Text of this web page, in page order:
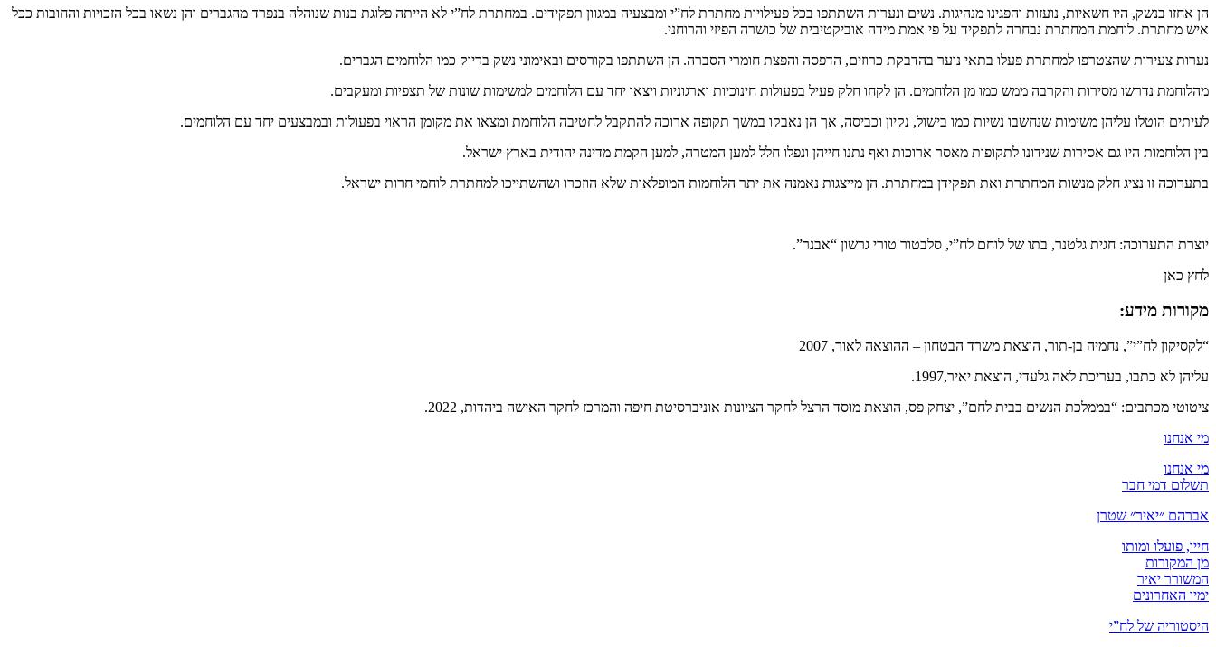
הן אחזו בנשק, היו חשאיות, נועזות והפגינו מנהיגות. נשים ונערות השתתפו בכל פעילויות מחתרת לח”י ומבצעיה במגוון תפקידים. במחתרת לח”י לא הייתה פלוגת בנות שנוהלה בנפרד מהגברים והן נשאו בכל הזכויות והחובות ככל
איש מחתרת. לוחמת המחתרת נבחרה לתפקיד על פי אמת מידה אוביקטיבית של כושרה הפיזי והרוחני.
נערות צעירות שהצטרפו למחתרת פעלו בתאי נוער בהדבקת כרוזים, הדפסה והפצת חומרי הסברה. הן השתתפו בקורסים ובאימוני נשק בדיוק כמו הלוחמים הגברים.
מהלוחמת נדרשו מסירות והקרבה ממש כמו מן הלוחמים. הן לקחו חלק פעיל בפעולות חינוכיות וארגוניות ויצאו יחד עם הלוחמים למשימות שונות של תצפיות ומעקבים.
לעיתים הוטלו עליהן משימות שנחשבו נשיות כמו בישול, נקיון וכביסה, אך הן נאבקו במשך תקופה ארוכה להתקבל לחטיבה הלוחמת ומצאו את מקומן הראוי בפעולות ובמבצעים יחד עם הלוחמים.
בין הלוחמות היו גם אסירות שנידונו לתקופות מאסר ארוכות ואף נתנו חייהן ונפלו חלל למען המטרה, למען הקמת מדינה יהודית בארץ ישראל.
בתערוכה זו נציג חלק מנשות המחתרת ואת תפקידן במחתרת. הן מייצגות נאמנה את יתר הלוחמות המופלאות שלא הוזכרו ושהשתייכו למחתרת לוחמי חרות ישראל.
יוצרת התערוכה: חגית גלטנר, בתו של לוחם לח”י, סלבטור טורי גרשון “אבנר”.
לחץ כאן
מקורות מידע:
“לקסיקון לח”י”, נחמיה בן-תור, הוצאת משרד הבטחון – ההוצאה לאור, 2007
עליהן לא כתבו, בעריכת לאה גלעדי, הוצאת יאיר,1997.
ציטוטי מכתבים: “בממלכת הנשים בבית לחם”, יצחק פס, הוצאת מוסד הרצל לחקר הציונות אוניברסיטת חיפה והמרכז לחקר האישה ביהדות, 2022.
מי אנחנו
מי אנחנו
תשלום דמי חבר
אברהם ״יאיר״ שטרן
חייו, פועלו ומותו
מן המקורות
המשורר יאיר
ימיו האחרונים
היסטוריה של לח”י